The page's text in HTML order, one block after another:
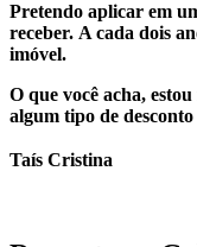
Pretendo aplicar em
receber. A cada dois
imóvel.
O que você acha,
algum tipo de
Taís Cristina